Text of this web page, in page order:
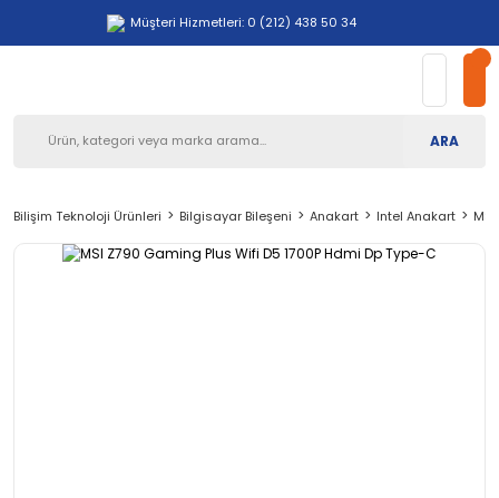
Müşteri Hizmetleri: 0 (212) 438 50 34
ARA
Bilişim Teknoloji Ürünleri Bilgisayar Bileşeni Anakart Intel Anakart